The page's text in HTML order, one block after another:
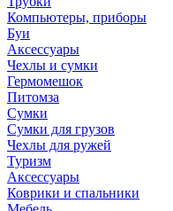
Компьютеры, приборы
Буи
Аксессуары
Чехлы и сумки
Гермомешок
Питомза
Сумки
Сумки для грузов
Чехлы для ружей
Туризм
Аксессуары
Коврики и спальники